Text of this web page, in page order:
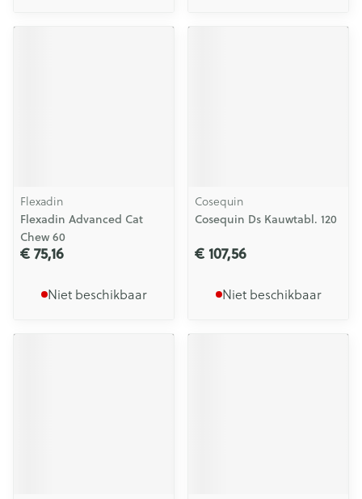
Flexadin
Flexadin Advanced Cat
Chew 60
€ 75,16
Niet beschikbaar
Cosequin
Cosequin Ds Kauwtabl. 120
€ 107,56
Niet beschikbaar